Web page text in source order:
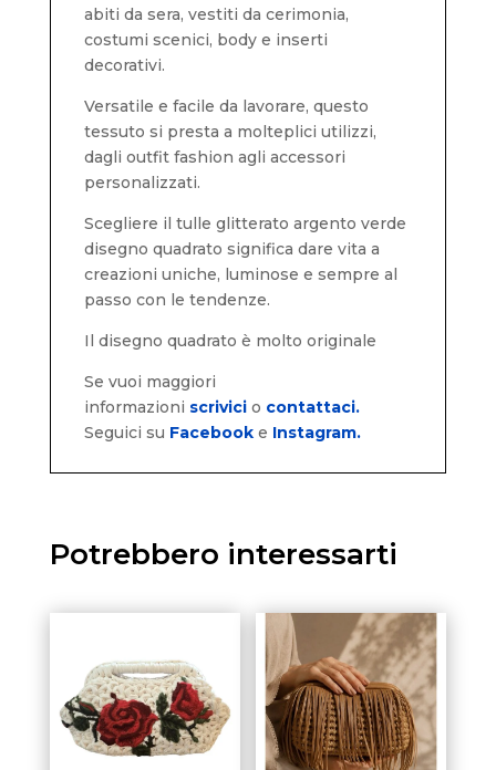
abiti da sera, vestiti da cerimonia,
costumi scenici, body e inserti
decorativi.
Versatile e facile da lavorare, questo
tessuto si presta a molteplici utilizzi,
dagli outfit fashion agli accessori
personalizzati.
Scegliere il tulle glitterato argento verde
disegno quadrato significa dare vita a
creazioni uniche, luminose e sempre al
passo con le tendenze.
Il disegno quadrato è molto originale
Se vuoi maggiori
informazioni scrivici o contattaci.
Seguici su Facebooke Instagram.
Potrebbero interessarti